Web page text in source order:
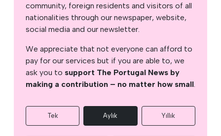
community, foreign residents and visitors of all
nationalities through our newspaper, website,
social media and our newsletter.
We appreciate that not everyone can afford to
pay for our services but if you are able to, we
ask you to support The Portugal News by
making a contribution – no matter how small.
Tek Aylık Yıllık